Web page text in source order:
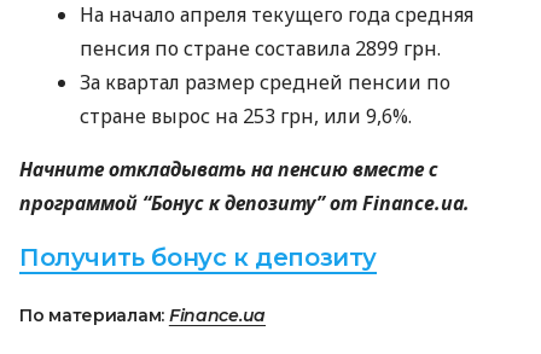
На начало апреля текущего года средняя
пенсия по стране составила 2899 грн.
За квартал размер средней пенсии по
стране вырос на 253 грн, или 9,6%.
Начните откладывать на пенсию вместе с
программой “Бонус к депозиту” от Finance.ua.
Получить бонус к депозиту
По материалам: Finance.ua